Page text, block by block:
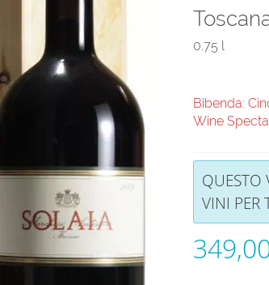
0.75 l
Bibenda:
Wine
QUESTO
VINI PER